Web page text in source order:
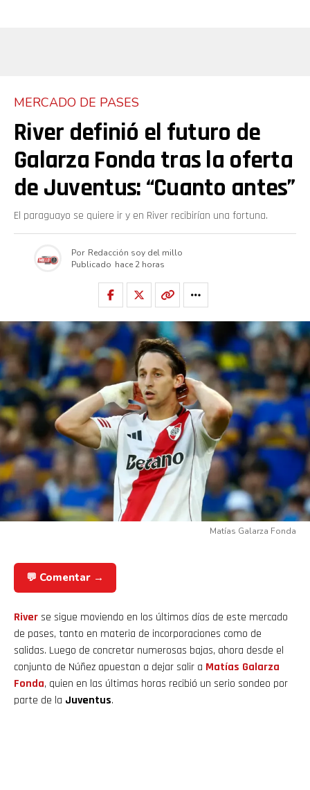
MERCADO DE PASES
River definió el futuro de
Galarza Fonda tras la oferta
de Juventus: “Cuanto antes”
El paraguayo se quiere ir y en River recibirían una fortuna.
Por Redacción soy del millo
Publicado hace 2 horas
Matías Galarza Fonda
💬 Comentar →
Riverse sigue moviendo en los últimos días de este mercado
de pases, tanto en materia de incorporaciones como de
salidas. Luego de concretar numerosas bajas, ahora desde el
conjunto de Núñez apuestan a dejar salir a Matías Galarza
Fonda, quien en las últimas horas recibió un serio sondeo por
parte de la Juventus.